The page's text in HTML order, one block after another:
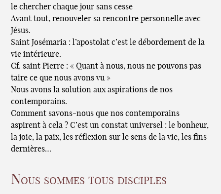
le chercher chaque jour sans cesse
Avant tout, renouveler sa rencontre personnelle avec
Jésus.
Saint Josémaria : l’apostolat c’est le débordement de la
vie intérieure.
Cf. saint Pierre : « Quant à nous, nous ne pouvons pas
taire ce que nous avons vu »
Nous avons la solution aux aspirations de nos
contemporains.
Comment savons-nous que nos contemporains
aspirent à cela ? C’est un constat universel : le bonheur,
la joie, la paix, les réflexion sur le sens de la vie, les fins
dernières…
Nous sommes tous disciples